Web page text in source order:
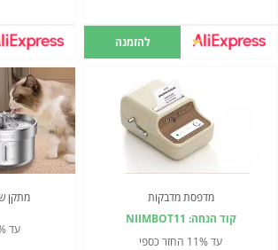
להזמנה
מדפסת מדבקות
קוד הנחה: NIIMBOT11
עד 11% החזר כספי
מתקן
עד 11% החזר כספי